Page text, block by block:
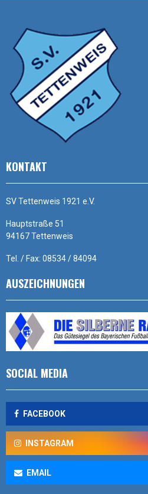
KONTAKT
SV Tettenweis 1921 e.V.
Hauptstraße 51
94167 Tettenweis
Tel. / Fax: 08534 / 84094
AUSZEICHNUNGEN
SOCIAL MEDIA
FACEBOOK
INSTAGRAM
EMAIL